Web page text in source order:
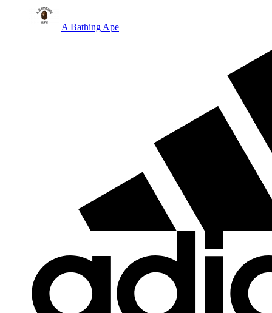
A Bathing Ape